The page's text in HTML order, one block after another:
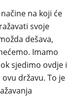
na koji će
svoje
dešava,
Imamo
sjedimo ovdje i
državu. To je